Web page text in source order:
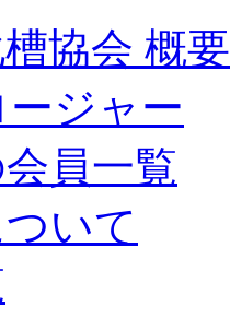
協会 概要
ジャー
員一覧
いて